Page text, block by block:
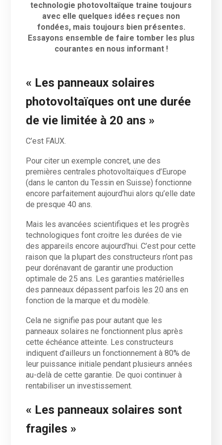
technologie photovoltaïque traine toujours
avec elle quelques idées reçues non
fondées, mais toujours bien présentes.
Essayons ensemble de faire tomber les plus
courantes en nous informant !
« Les panneaux solaires
photovoltaïques ont une durée
de vie limitée à 20 ans »
C’est FAUX.
Pour citer un exemple concret, une des
premières centrales photovoltaïques d’Europe
(dans le canton du Tessin en Suisse) fonctionne
encore parfaitement aujourd’hui alors qu’elle date
de presque 40 ans.
Mais les avancées scientifiques et les progrès
technologiques font croitre les durées de vie
des appareils encore aujourd’hui. C’est pour cette
raison que la plupart des constructeurs n’ont pas
peur dorénavant de garantir une production
optimale de 25 ans. Les garanties matérielles
des panneaux dépassent parfois les 20 ans en
fonction de la marque et du modèle.
Cela ne signifie pas pour autant que les
panneaux solaires ne fonctionnent plus après
cette échéance atteinte. Les constructeurs
indiquent d’ailleurs un fonctionnement à 80% de
leur puissance initiale pendant plusieurs années
au-delà de cette garantie. De quoi continuer à
rentabiliser un investissement.
« Les panneaux solaires sont
fragiles »